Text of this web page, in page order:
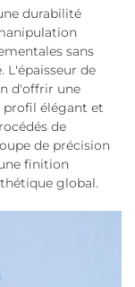
durabilité
sans
de
d'offrir une
élégant et
de
de précision
finition
global.